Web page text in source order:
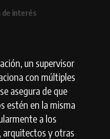
de interés
un supervisor
con múltiples
asegura de que
estén en la misma
a los
y otras